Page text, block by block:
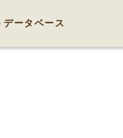
ータベース